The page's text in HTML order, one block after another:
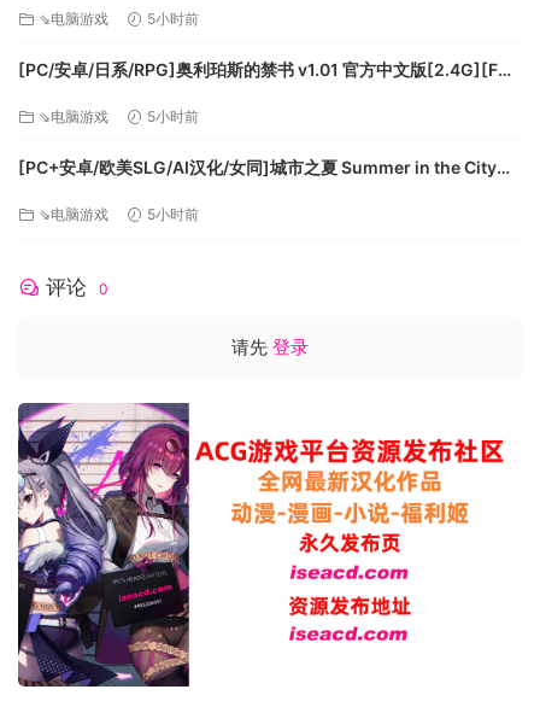
网络: 宽带互联网连接
⇘电脑游戏 5小时前
[PC/安卓/日系/RPG]奥利珀斯的禁书 v1.01 官方中文版[2.4G][FM/
⇘电脑游戏 5小时前
[PC+安卓/欧美SLG/AI汉化/女同]城市之夏 Summer in the City
⇘电脑游戏 5小时前
评论 0
请先 登录